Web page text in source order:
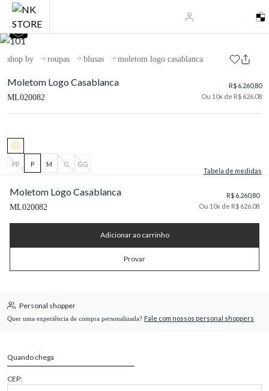
shop by roupas blusas moletom logo casablanca
Moletom Logo Casablanca
ML020082
R$ 6.260,80
Ou 10x de R$ 626.08
PP P M G
GG
Tabela de medidas
Moletom Logo Casablanca
ML020082
R$ 6.260,80
Ou 10x de R$ 626.08
Adicionar ao carrinho
Provar
Personal shopper
Quer uma experiência de compra personalizada? Fale com nossos personal shoppers
Quando chega
CEP: